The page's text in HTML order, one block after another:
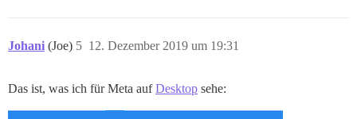
Johani (Joe) 12. Dezember 2019 um 19:31
5
Das ist, was ich für Meta aufDesktop sehe: